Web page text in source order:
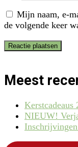
Mijn naam, e-
de volgende keer
Meest
Kerstcadeaus
NIEUW!